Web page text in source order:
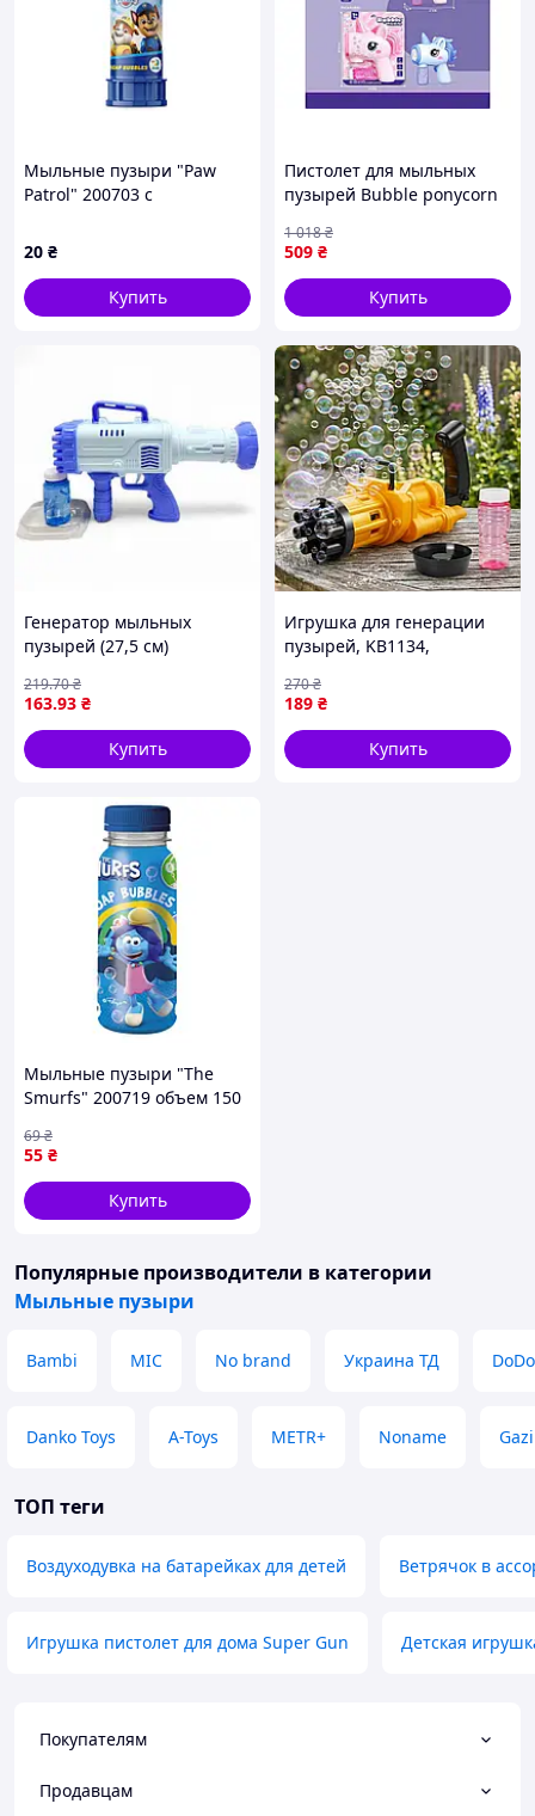
Мыльные пузыри "Paw
Patrol" 200703 с
20 ₴
Купить
Пистолет для мыльных
пузырей Bubble ponycorn
игр на свежем воздухе
509 ₴
1 018₴
Купить
Генератор мыльных
пузырей (27,5 см)
163.93 ₴
219.70₴
Купить
Игрушка для генерации
пузырей, KB1134,
пистолет для мыльных
пузырей / Бластер для
пузырей
189 ₴
270₴
Купить
Мыльные пузыри "The
Smurfs" 200719 объем 150
55 ₴
69₴
Купить
Популярные производители в категории
Мыльные пузыри
Bambi MIC No brand Украина ТД DoDo
Danko Toys A-Toys METR+ Noname
ТОП теги
Воздуходувка на батарейках для детей Ветрячок в
Игрушка пистолет для дома Super Gun Детская
Покупателям
Продавцам